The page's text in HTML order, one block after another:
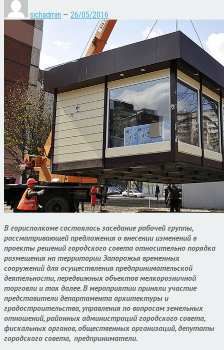
sichadmin — 26/05/2016
В горисполкоме состоялось заседание рабочей группы,
рассматривающей предложения о внесении изменений в
проекты решений городского совета относительно порядка
размещения на территории Запорожья временных
сооружений для осуществления предпринимательской
деятельности, передвижных объектов мелкорозничной
торговли и так далее. В мероприятии приняли участие
представители департамента архитектуры и
градостроительства, управления по вопросам земельных
отношений, районных администраций городского совета,
фискальных органов, общественных организаций, депутаты
городского совета, предприниматели.